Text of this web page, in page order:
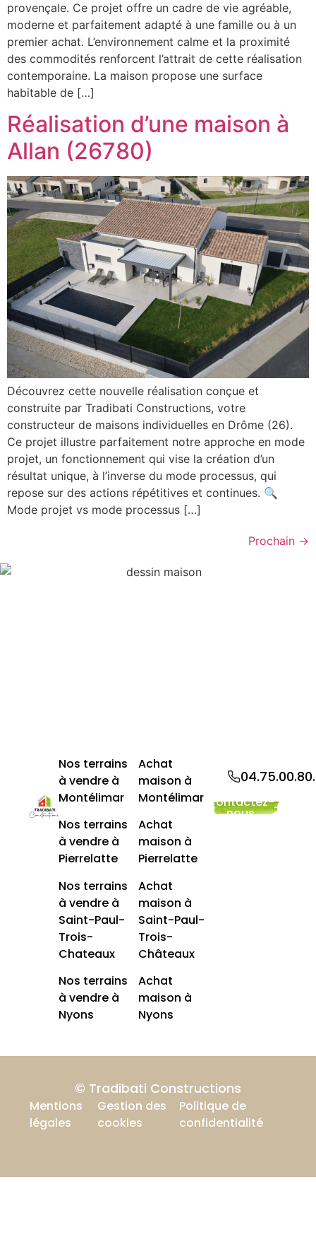
provençale. Ce projet offre un cadre de vie agréable,
moderne et parfaitement adapté à une famille ou à un
premier achat. L’environnement calme et la proximité
des commodités renforcent l’attrait de cette réalisation
contemporaine. La maison propose une surface
habitable de […]
Réalisation d’une maison à
Allan (26780)
Découvrez cette nouvelle réalisation conçue et
construite par Tradibati Constructions, votre
constructeur de maisons individuelles en Drôme (26).
Ce projet illustre parfaitement notre approche en mode
projet, un fonctionnement qui vise la création d’un
résultat unique, à l’inverse du mode processus, qui
repose sur des actions répétitives et continues. 🔍
Mode projet vs mode processus […]
Prochain →
Nos terrains
à vendre à
Montélimar
Nos terrains
à vendre à
Pierrelatte
Nos terrains
à vendre à
Saint-Paul-
Trois-
Chateaux
Nos terrains
à vendre à
Nyons
Achat
maison à
Montélimar
Achat
maison à
Pierrelatte
Achat
maison à
Saint-Paul-
Trois-
Châteaux
Achat
maison à
Nyons
Contactez-
nous
© Tradibati Constructions
Mentions
légales
Gestion des
cookies
Politique de
confidentialité